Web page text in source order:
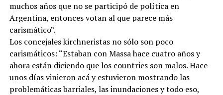
muchos años que no se participó de política en
Argentina, entonces votan al que parece más
carismático”.
Los concejales kirchneristas no sólo son poco
carismáticos: “Estaban con Massa hace cuatro años y
ahora están diciendo que los countries son malos. Hace
unos días vinieron acá y estuvieron mostrando las
problemáticas barriales, las inundaciones y todo eso,